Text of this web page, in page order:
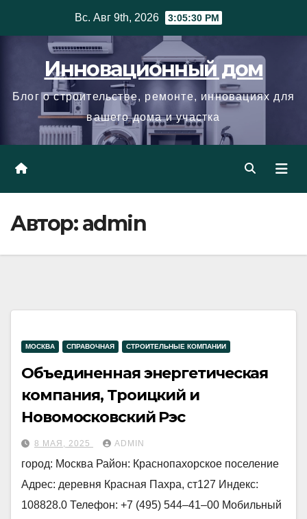
Вс. Авг 9th, 2026 3:05:31 PM
Инновационный дом
Блог о строительстве, ремонте, инновациях для
вашего дома и участка
Автор:admin
МОСКВА СПРАВОЧНАЯ СТРОИТЕЛЬНЫЕ КОМПАНИИ
Объединенная энергетическая
компания, Троицкий и
Новомосковский Рэс
8 МАЯ, 2025 ADMIN
город: Москва Район: Краснопахорское поселение
Адрес: деревня Красная Пахра, ст127 Индекс:
108828.0 Телефон: +7 (495) 544‒41‒00 Мобильный